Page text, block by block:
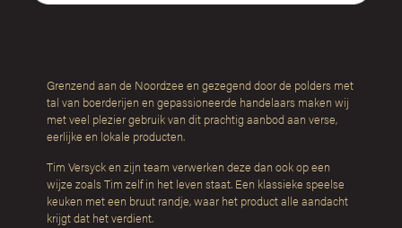
Grenzend aan de Noordzee en gezegend door de polders met
tal van boerderijen en gepassioneerde handelaars maken wij
met veel plezier gebruik van dit prachtig aanbod aan verse,
eerlijke en lokale producten.
Tim Versyck en zijn team verwerken deze dan ook op een
wijze zoals Tim zelf in het leven staat. Een klassieke speelse
keuken met een bruut randje, waar het product alle aandacht
krijgt dat het verdient.